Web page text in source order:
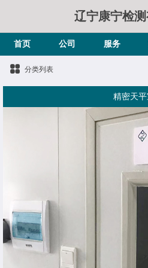
辽宁康宁检测
首页 公司 服务
分类列表
精密天平